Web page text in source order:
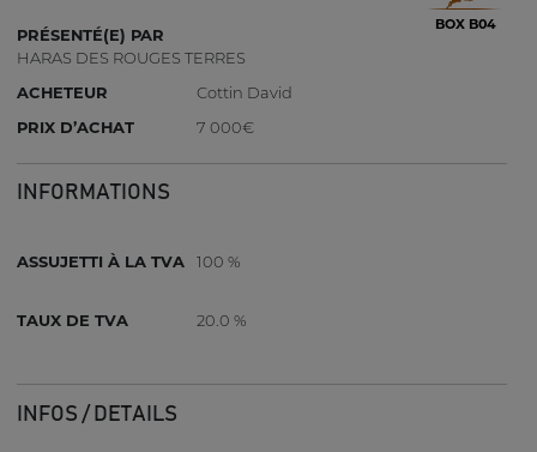
BOX B04
PRÉSENTÉ(E) PAR
HARAS DES ROUGES TERRES
ACHETEUR
Cottin David
PRIX D’ACHAT
7 000€
INFORMATIONS
ASSUJETTI À LA TVA 100 %
TAUX DE TVA 20.0 %
INFOS / DETAILS